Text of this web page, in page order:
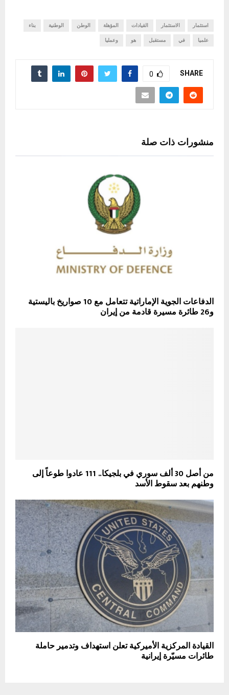
استثمار الاستثمار القيادات المؤهلة الوطن الوطنية بناء
علميا في مستقبل هو وعمليا
SHARE
0
منشورات ذات صلة
الدفاعات الجوية الإماراتية تتعامل مع 10 صواريخ باليستية
و26 طائرة مسيرة قادمة من إيران
من أصل 30 ألف سوري في بلجيكا.. 111 عادوا طوعاً إلى
وطنهم بعد سقوط الأسد
القيادة المركزية الأميركية تعلن استهداف وتدمير حاملة
طائرات مسيّرة إيرانية